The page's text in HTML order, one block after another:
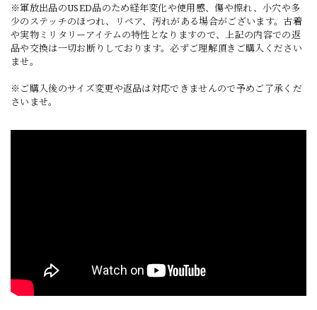
※軍放出品のUSED品のため経年変化や使用感、傷や擦れ、小穴や多
少のステッチのほつれ、リペア、汚れがある場合がございます。古着
や実物ミリタリーアイテムの特性となりますので、上記の内容での返
品や交換は一切お断りしております。必ずご理解頂きご購入ください
ませ。
※ご購入後のサイズ変更や返品は対応できませんので予めご了承くだ
さいませ。